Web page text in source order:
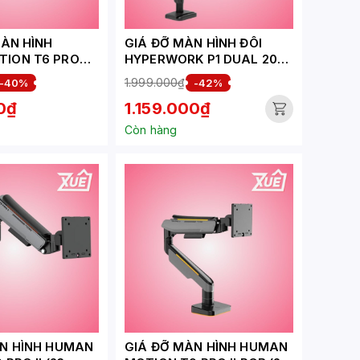
HÌNH
T6 PRO
GRY ĐEN
-40%
GIÁ ĐỠ MÀN HÌNH ĐÔI
HYPERWORK P1 DUAL 2025
HPW-DPA0105-BLK ĐEN
(22 - 34INCH)
1.999.000₫ -42%
1.159.000₫
Còn hàng
HÌNH HUMAN
GIÁ ĐỠ MÀN HÌNH HUMAN